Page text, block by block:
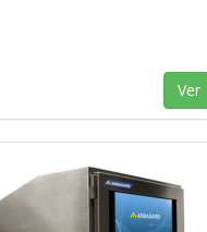
Ver